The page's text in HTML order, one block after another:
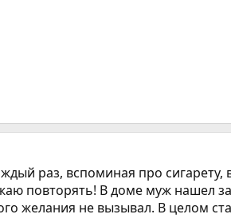
раз, вспоминая про
повторять! В доме муж нашел
желания не вызывал. В целом